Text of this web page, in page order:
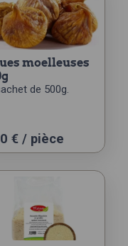
de 500g.
€ / pièce